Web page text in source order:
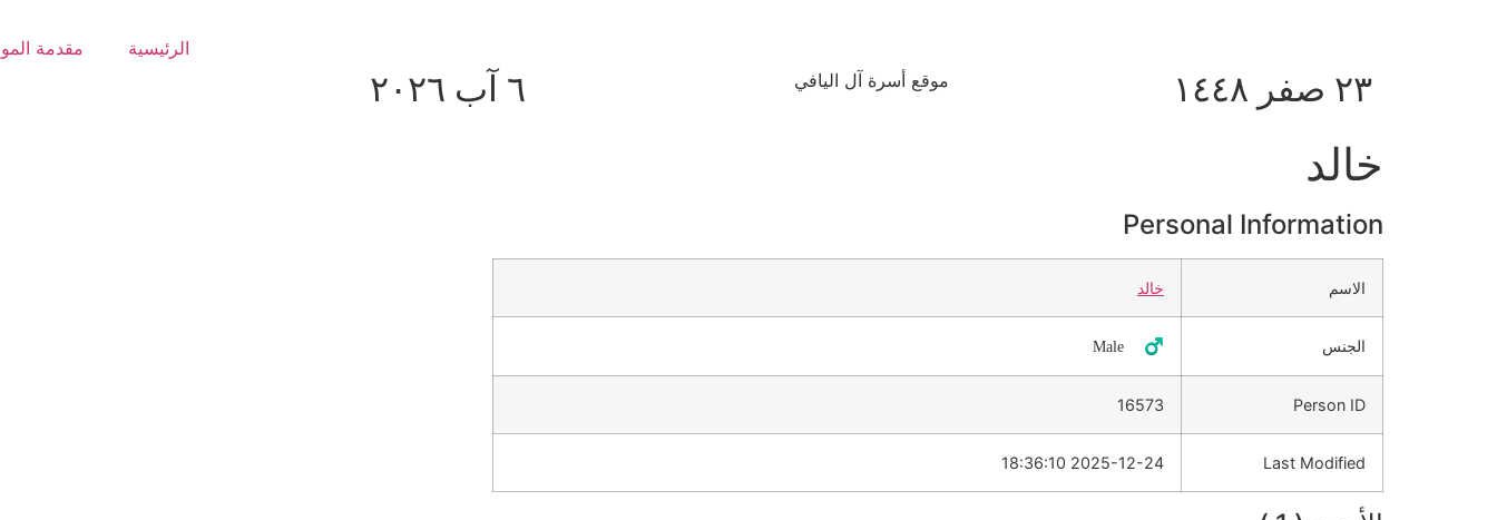
الرئيسية مقدمة
٢٣ صفر ١٤٤٨ موقع أسرة آل اليافي ٦ آب ٢٠٢٦
خالد
Personal Information
الاسم خالد
الجنس ♂️ Male
Person ID
16573
Last Modified
2025-12-24 18:36:10